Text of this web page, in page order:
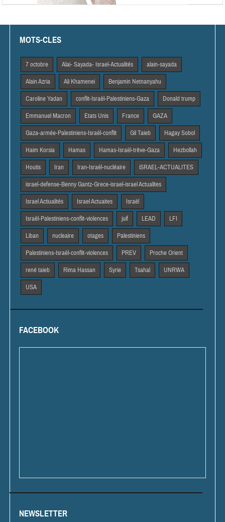
MOTS-CLES
7 octobre Alai- Sayada- Israel-Actualités alain-sayada
Alain Azria Ali Khamenei Benjamin Netnanyahu
Caroline Yadan conflit-Israël-Palestiniens-Gaza Donald trump
Emmanuel Macron Etats Unis France GAZA
Gaza-armée-Palestiniens-Israël-conflit Gil Taieb Hagay Sobol
Haim Korsia Hamas Hamas-Israël-trêve-Gaza Hezbollah
Houtis Iran Iran-Israël-nucléaire iSRAEL-ACTUALITES
israel-defense-Benny Gantz-Grece-israel-israel Actualites
Israel Actiualités Israel Actuaites Israël
Israël-Palestiniens-conflit-violences juif LEAD LFI
Liban nucleaire otages Palestiniens
Palestiniens-Israël-conflit-violences PREV Proche Orient
rené taieb Rima Hassan Syrie Tsahal UNRWA
USA
FACEBOOK
NEWSLETTER